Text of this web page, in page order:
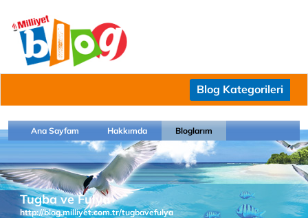
Blog Kategorileri
Ana Sayfam Hakkımda Bloglarım
Tugba ve Fulya
http://blog.milliyet.com.tr/tugbavefulya